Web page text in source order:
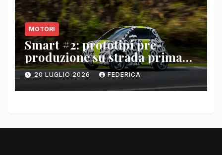
MOTORI
Smart #2: prototipi pre-
produzione su strada prima
del paris motor show 2026
20 LUGLIO 2026 FEDERICA